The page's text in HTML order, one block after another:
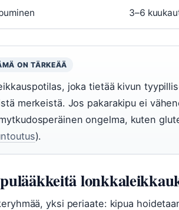
3–6
ON TÄRKEÄÄ
joka tietää kivun
merkeistä. Jos pakarakipu ei
ongelma, kuten
).
yksi periaate: kipua